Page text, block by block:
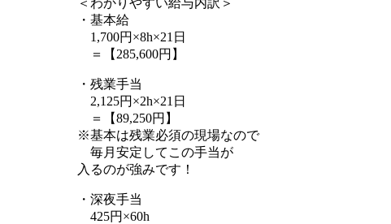
・基本給
1,700円×8h×21日
＝【285,600円】
・残業手当
2,125円×2h×21日
＝【89,250円】
※基本は残業必須の現場なので
毎月安定してこの手当が
入るのが強みです！
・深夜手当
425円×60h